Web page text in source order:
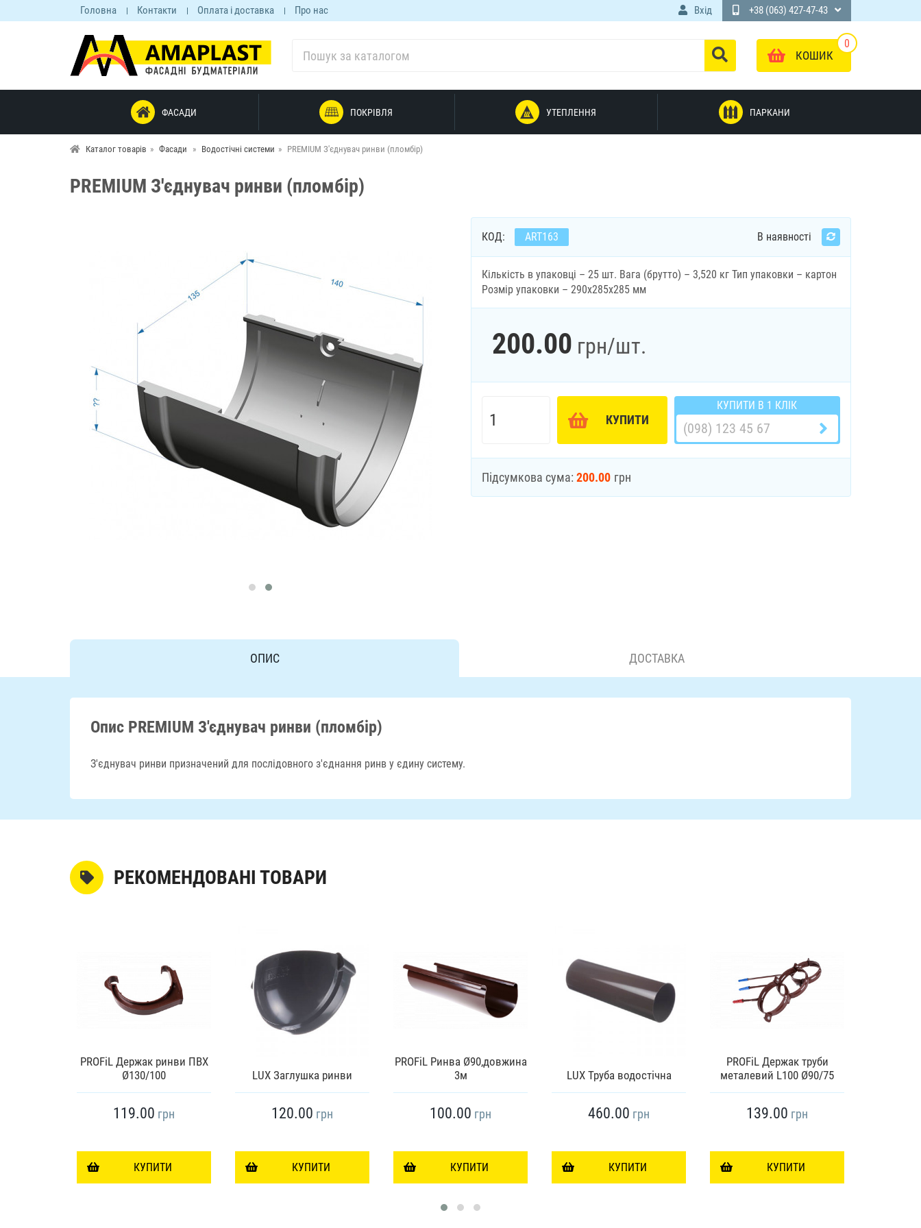
Головна Контакти Оплата і доставка Про нас Вхід +38 (063) 427-47-43
0
КОШИК
ФАСАДИ ПОКРІВЛЯ УТЕПЛЕННЯ ПАРКАНИ
Каталог товарів Фасади Водостічні системи PREMIUM З'єднувач ринви (пломбір)
PREMIUM З'єднувач ринви (пломбір)
КОД: ART163 В наявності
Кількість в упаковці – 25 шт. Вага (брутто) – 3,520 кг Тип упаковки – картон
Розмір упаковки – 290х285х285 мм
200.00 грн/шт.
КУПИТИ
КУПИТИ В 1 КЛІК
Підсумкова сума: 200.00 грн
ОПИС ДОСТАВКА
Опис PREMIUM З'єднувач ринви (пломбір)
З'єднувач ринви призначений для послідовного з'єднання ринв у єдину систему.
РЕКОМЕНДОВАНІ ТОВАРИ
PROFiL Держак ринви ПВХ
Ø130/100
119.00 грн
КУПИТИ
LUX Заглушка ринви
120.00 грн
КУПИТИ
PROFiL Ринва Ø90,довжина
3м
100.00 грн
КУПИТИ
LUX Труба водостічна
460.00 грн
КУПИТИ
PROFiL Держак труби
металевий L100 Ø90/75
139.00 грн
КУПИТИ